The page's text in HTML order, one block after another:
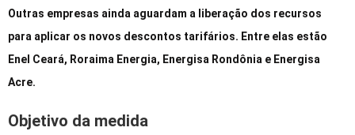
Outras empresas ainda aguardam a liberação dos recursos
para aplicar os novos descontos tarifários. Entre elas estão
Enel Ceará, Roraima Energia, Energisa Rondônia e Energisa
Acre.
Objetivo da medida